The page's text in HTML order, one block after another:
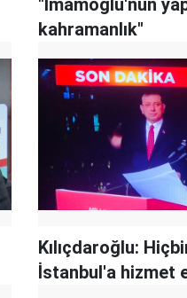
"İmamoğlu'nun
kahramanlık"
Kılıçdaroğlu:
İstanbul'a hizmet